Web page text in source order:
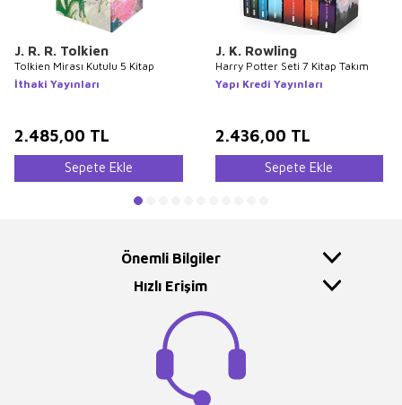
J. R. R. Tolkien
Tolkien Mirası Kutulu 5 Kitap
İthaki Yayınları
2.485,00 TL
Sepete Ekle
J. K. Rowling
Harry Potter Seti 7 Kitap Takım
Yapı Kredi Yayınları
2.436,00 TL
Sepete Ekle
Önemli Bilgiler
Hızlı Erişim